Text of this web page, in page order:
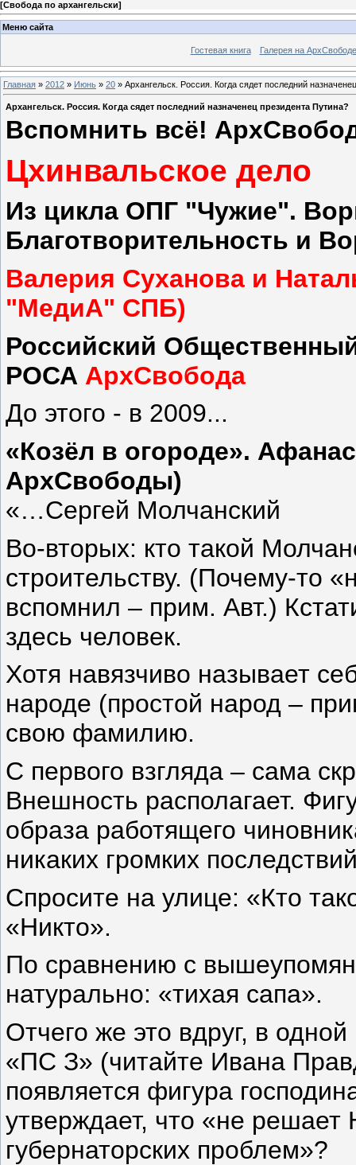
[Свобода по архангельски]
Меню сайта
Гостевая книга Галерея на АрхСвободе
Главная » 2012 » Июнь » 20 » Архангельск. Россия. Когда сядет последний
Архангельск. Россия. Когда сядет последний назначенец президента Путина?
Вспомнить всё!
Цхинвальское дело
Из цикла ОПГ "Чужие".
Благотворительность и
Валерия Суханова и
"МедиА" СПБ)
Российский
РОСА АрхСвобода
До этого - в 2009...
«Козёл в огороде».
АрхСвободы)
«…Сергей Молчанский
Во-вторых: кто такой
строительству. (Почему-то
вспомнил – прим. Авт.)
здесь человек.
Хотя навязчиво называет
народе (простой народ –
свою фамилию.
С первого взгляда – сама
Внешность располагает.
образа работящего
никаких громких
Спросите на улице: «Кто
«Никто».
По сравнению с
натурально: «тихая сапа».
Отчего же это вдруг, в
«ПС З» (читайте Ивана
появляется фигура
утверждает, что «не
губернаторских проблем»?